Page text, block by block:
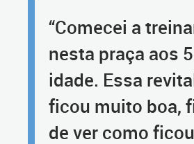
“Comecei a
nesta praça aos
idade. Essa
ficou muito boa,
de ver como